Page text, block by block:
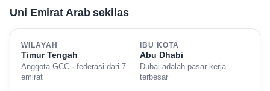
Uni Emirat Arab sekilas
WILAYAH
Timur Tengah
Anggota GCC · federasi dari 7
emirat
IBU KOTA
Abu Dhabi
Dubai adalah pasar kerja
terbesar